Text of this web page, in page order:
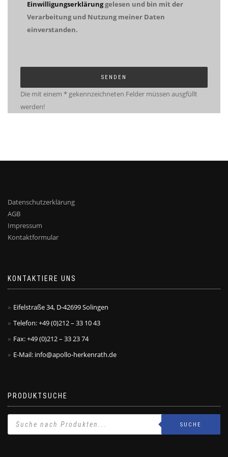
Einwilligungserklärunggelesen und bin mit der
Verarbeitung und Nutzung meiner Daten
einverstanden.
Die mit einem * gekennzeichneten Felder müssen ausgfüllt
werden!
Datenschutzerklärung
AGB
Impressum
Kontaktformular
KONTAKTIERE UNS
Eifelstraße 34, D-42699 Solingen
Telefon: +49 (0)212 – 33 10 43
Fax: +49 (0)212 – 33 23 74
E-Mail: info@apollo-herkenrath.de
PRODUKTSUCHE
SUCHE